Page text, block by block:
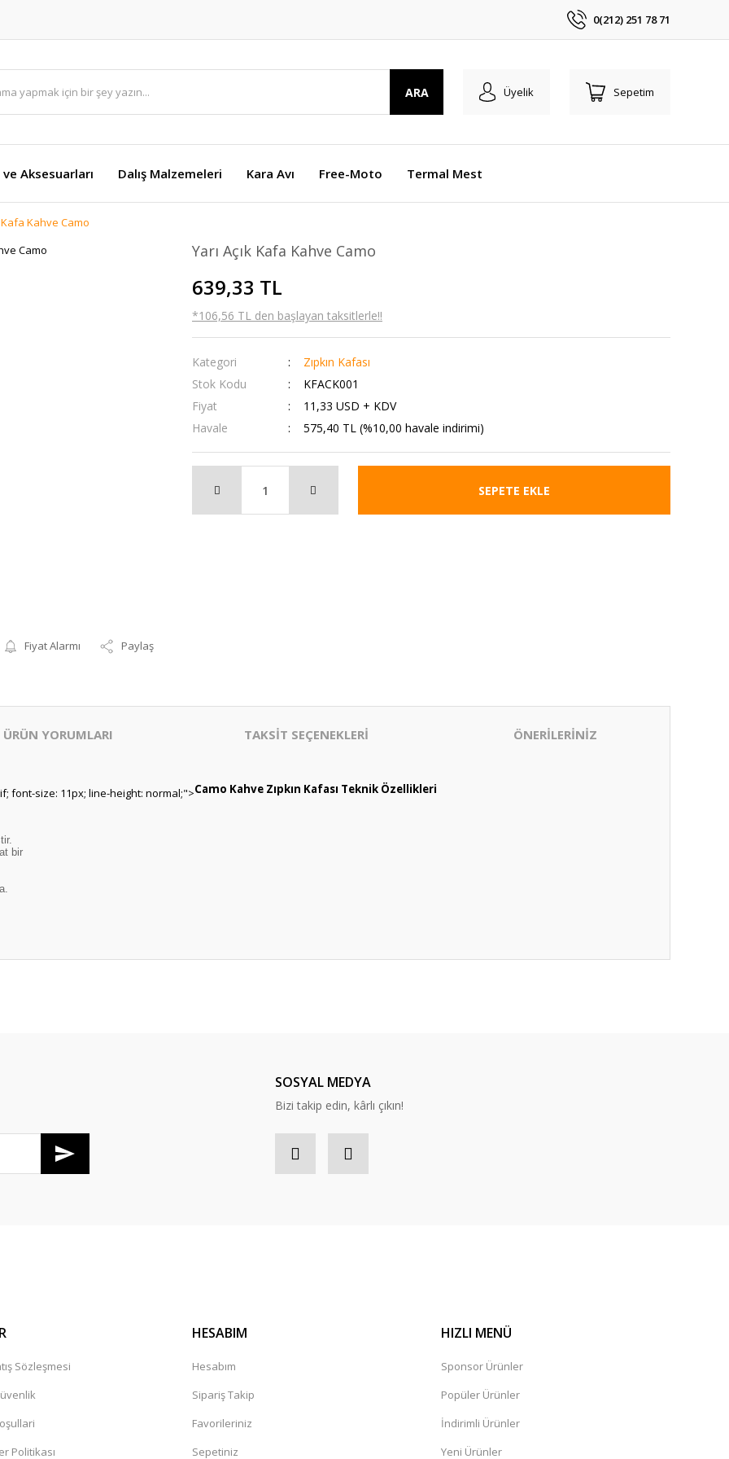
0(212) 251 78 71
ARA Üyelik Sepetim
ve Aksesuarları Dalış Malzemeleri Kara Avı Free-Moto Termal Mest
Kafa Kahve Camo
Fiyat Alarmı Paylaş
Yarı Açık Kafa Kahve Camo
639,33 TL
*106,56 TL den başlayan taksitlerle!!
Kategori
Zıpkın Kafası
Stok Kodu
KFACK001
Fiyat
11,33 USD + KDV
Havale
575,40 TL (%10,00 havale indirimi)
SEPETE EKLE
ÜRÜN YORUMLARI TAKSİT SEÇENEKLERİ ÖNERİLERİNİZ
font-size: 11px; line-height: normal;">Camo Kahve Zıpkın Kafası Teknik Özellikleri
bir
SOSYAL MEDYA
Bizi takip edin, kârlı çıkın!
Sözleşmesi
Politikası
HESABIM
Hesabım
Sipariş Takip
Favorileriniz
Sepetiniz
HIZLI MENÜ
Sponsor Ürünler
Popüler Ürünler
İndirimli Ürünler
Yeni Ürünler